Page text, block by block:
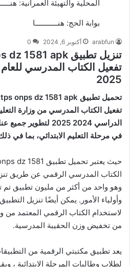
المحلية والتهيئة العمرانية:
بوابة الحج: هنـــــــــــا
arabfun أكتوبر 6, 2024 0
2025
تفعيل الكتاب المدرسي من وزارة
الدراسي 2024 2025
في مرحلة التعليم الابتدائي، بما في
الكتاب المدرسي الرقمي عن طريق
وهو واحد من أكثر من مليون تطبيق تم
وأولياء الأمور. يمكن أيضًا تنزيل
لاستخدام الكتاب الرقمي المعتمد من
من تخفيض وزن الحقيبة المدرسية.
يعد تطبيق مكتبتي الرقمية من
لطلاب وطالبات المرحلة الابتدائية ،